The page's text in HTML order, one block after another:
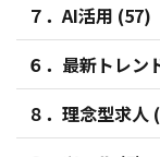
７．AI活用 (57)
６．最新トレン
８．理念型求人